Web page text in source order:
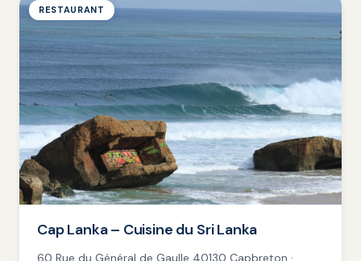
RESTAURANT
Cap Lanka – Cuisine du Sri Lanka
60 Rue du Général de Gaulle 40130 Capbreton ·